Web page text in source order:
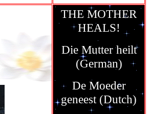
THE MOTHER
HEALS!
Die Mutter heilt
(German)
De Moeder
geneest (Dutch)